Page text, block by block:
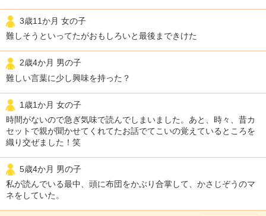
3歳11か月 女の子
難しそうといってたがおもしろいと最後まできけた
2歳4か月 男の子
難しい言葉に少し興味を持った？
1歳1か月 女の子
時間がないので急ぎ気味で読んでしまいました。あと、時々、昔カ
セットで親が聞かせてくれてたお話でてこいの覚えているところを
織り交ぜました！笑
5歳4か月 男の子
私が読んでいる最中、頭に布団をかぶり合掌して、かさじぞうのマ
ネをしていた。